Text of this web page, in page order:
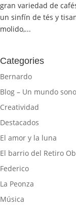
gran variedad de
un sinfín de tés y
molido,...
Categories
Bernardo
Blog – Un mundo
Creatividad
Destacados
El amor y la luna
El barrio del Retiro
Federico
La Peonza
Música